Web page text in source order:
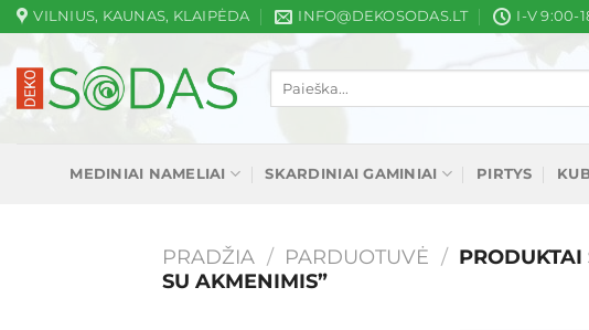
Skip
to
content
VILNIUS, KAUNAS, KLAIPĖDA INFO@DEKOSODAS.LT I-V 9:00-
Ieškoti:
MEDINIAI NAMELIAI SKARDINIAI GAMINIAI PIRTYS
PRADŽIA / PARDUOTUVĖ / PRODUKTAI
SU AKMENIMIS”